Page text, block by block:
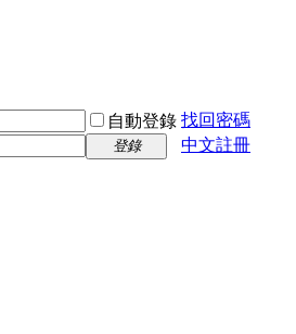
自動登錄 找回密碼
登錄
中文註冊